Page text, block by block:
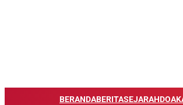
BERANDABERITASEJARAHDOA